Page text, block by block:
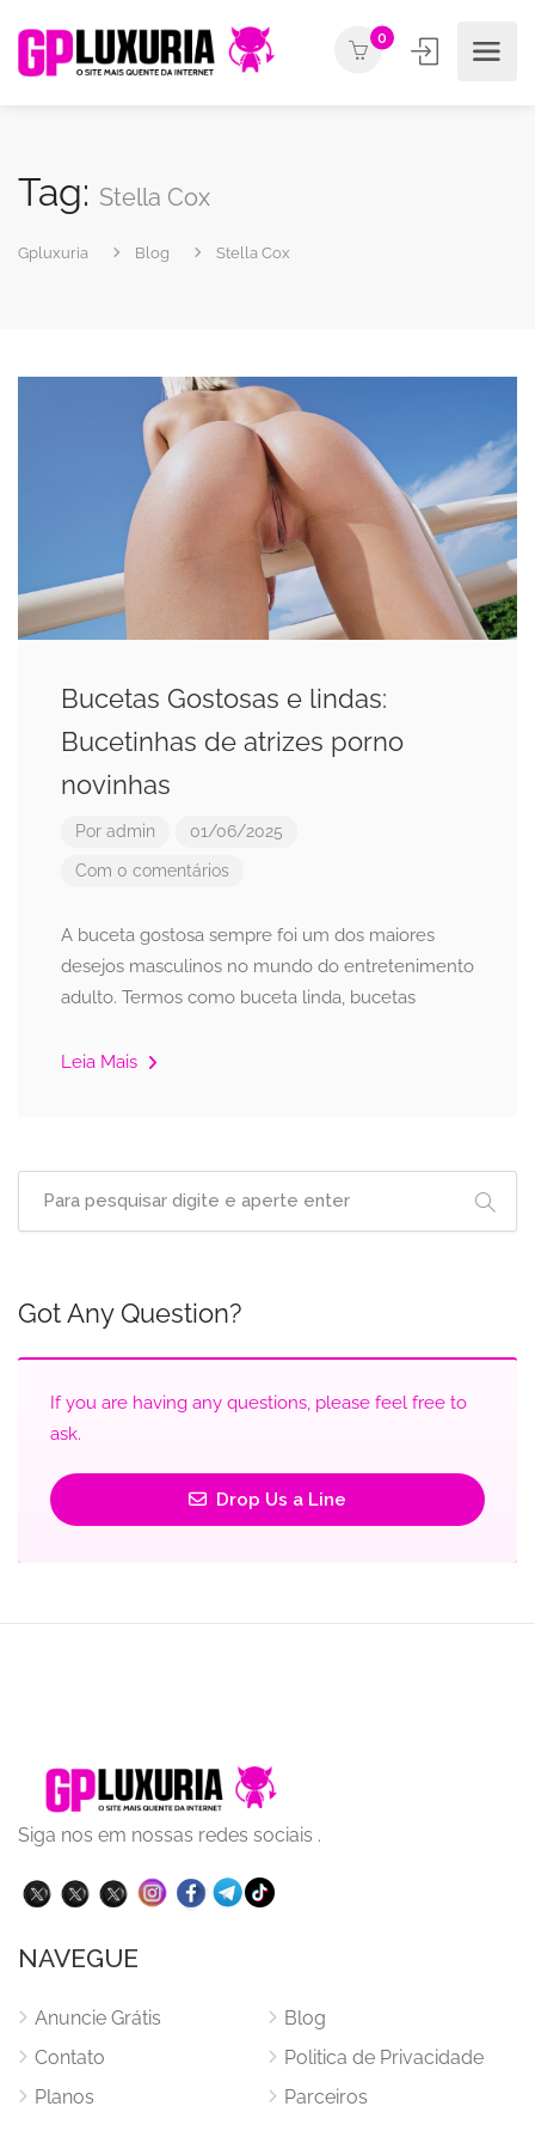
0
Tag: Stella Cox
Gpluxuria Blog Stella Cox
Bucetas Gostosas e lindas:
Bucetinhas de atrizes porno
novinhas
Por admin 01/06/2025
Com 0 comentários
A buceta gostosa sempre foi um dos maiores
desejos masculinos no mundo do entretenimento
adulto. Termos como buceta linda, bucetas
Leia Mais
Got Any Question?
If you are having any questions, please feel free to
ask.
Drop Us a Line
Siga nos em nossas redes sociais .
NAVEGUE
Anuncie Grátis
Contato
Planos
Blog
Politica de Privacidade
Parceiros